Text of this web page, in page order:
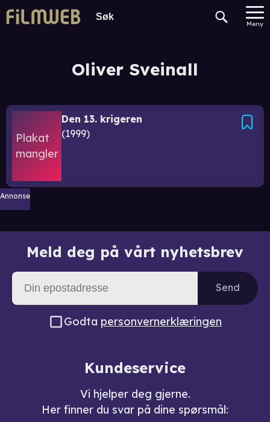
Meny
Oliver Sveinall
Den 13. krigeren
1999
Annonse
Meld deg på vårt nyhetsbrev
Send
Godta personvernerklæringen
Kundeservice
Vi hjelper deg gjerne.
Her finner du svar på dine spørsmål: